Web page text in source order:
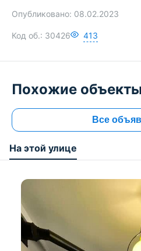
Опубликовано: 08.02.2023
Код об.: 30426 413
Похожие
Все
На этой улице